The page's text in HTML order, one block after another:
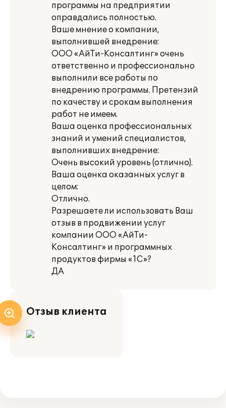
программы на предприятии
оправдались полностью.
Ваше мнение о компании,
выполнившей внедрение:
ООО «АйТи-Консалтинг» очень
ответственно и профессионально
выполнили все работы по
внедрению программы. Претензий
по качеству и срокам выполнения
работ не имеем.
Ваша оценка профессиональных
знаний и умений специалистов,
выполнивших внедрение:
Очень высокий уровень (отлично).
Ваша оценка оказанных услуг в
целом:
Отлично.
Разрешаете ли использовать Ваш
отзыв в продвижении услуг
компании ООО «АйТи-
Консалтинг» и программных
продуктов фирмы «1С»?
ДА
Отзыв клиента